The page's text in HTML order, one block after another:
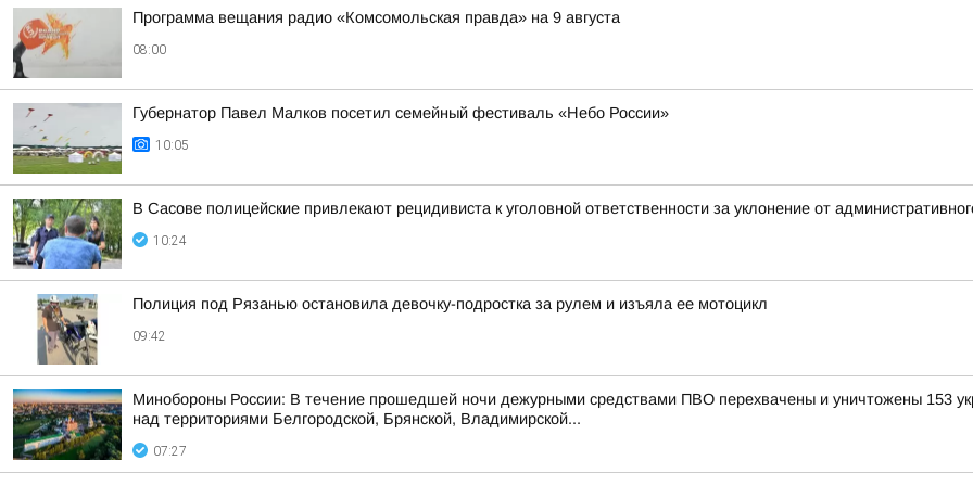
Программа вещания радио «Комсомольская правда» на 9 августа
08:00
Губернатор Павел Малков посетил семейный фестиваль «Небо России»
10:05
В Сасове полицейские привлекают рецидивиста к уголовной ответственности за уклонение от
10:24
Полиция под Рязанью остановила девочку-подростка за рулем и изъяла ее мотоцикл
09:42
Минобороны России: В течение прошедшей ночи дежурными средствами ПВО перехвачены и уничтожены 153
над территориями Белгородской, Брянской, Владимирской...
07:27